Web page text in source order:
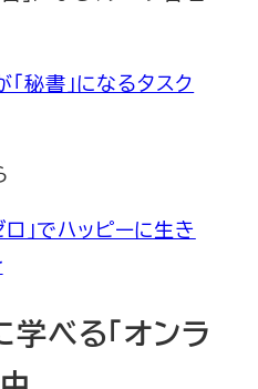
秘書」になるタスク
」でハッピーに生き
べる「オンラ